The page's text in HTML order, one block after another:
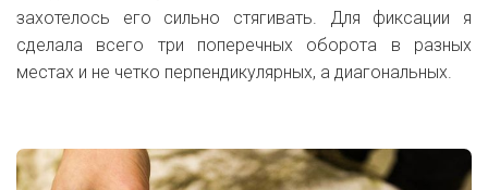
захотелось его сильно стягивать. Для фиксации я
сделала всего три поперечных оборота в разных
местах и не четко перпендикулярных, а диагональных.